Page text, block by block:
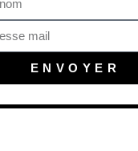
ENVOYER